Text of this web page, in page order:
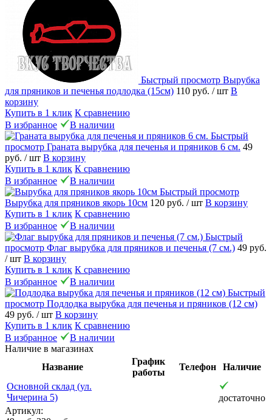
Быстрый просмотр Вырубка
для пряников и печенья подлодка (15см) 110 руб. / шт В
корзину
Купить в 1 клик К сравнению
В избранное
В наличии
Быстрый
просмотр Граната вырубка для печенья и пряников 6 см. 49
руб. / шт В корзину
Купить в 1 клик К сравнению
В избранное
В наличии
Быстрый просмотр
Вырубка для пряников якорь 10см 120 руб. / шт В корзину
Купить в 1 клик К сравнению
В избранное
В наличии
Быстрый
просмотр Флаг вырубка для пряников и печенья (7 см.) 49 руб.
/ шт В корзину
Купить в 1 клик К сравнению
В избранное
В наличии
Быстрый
просмотр Подлодка вырубка для печенья и пряников (12 см)
49 руб. / шт В корзину
Купить в 1 клик К сравнению
В избранное
В наличии
Наличие в магазинах
Название
График
работы
Телефон
Наличие
Основной склад (ул.
Чичерина 5)
достаточно
Артикул: